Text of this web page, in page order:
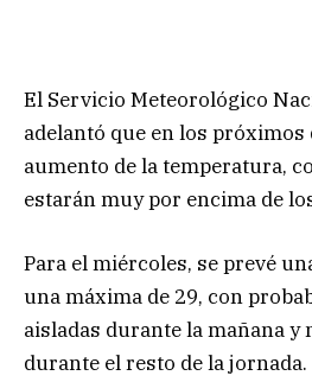
El Servicio Meteorológico
adelantó que en los
aumento de la temperatura,
estarán muy por encima de
Para el miércoles, se prevé
una máxima de 29, con
aisladas durante la mañana y
durante el resto de la jornada.